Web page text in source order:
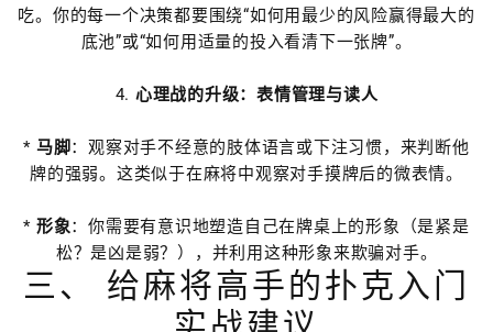
吃。你的每一个决策都要围绕“如何用最少的风险赢得最大的
底池”或“如何用适量的投入看清下一张牌”。
4. 心理战的升级：表情管理与读人
* 马脚：观察对手不经意的肢体语言或下注习惯，来判断他
牌的强弱。这类似于在麻将中观察对手摸牌后的微表情。
* 形象：你需要有意识地塑造自己在牌桌上的形象（是紧是
松？是凶是弱？），并利用这种形象来欺骗对手。
三、 给麻将高手的扑克入门